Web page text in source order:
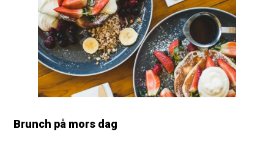
Brunch på mors dag